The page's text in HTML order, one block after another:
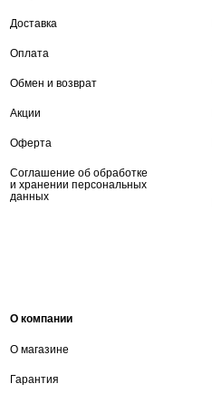
Доставка
Оплата
Обмен и возврат
Акции
Оферта
Соглашение об обработке
и хранении персональных
данных
О компании
О магазине
Гарантия